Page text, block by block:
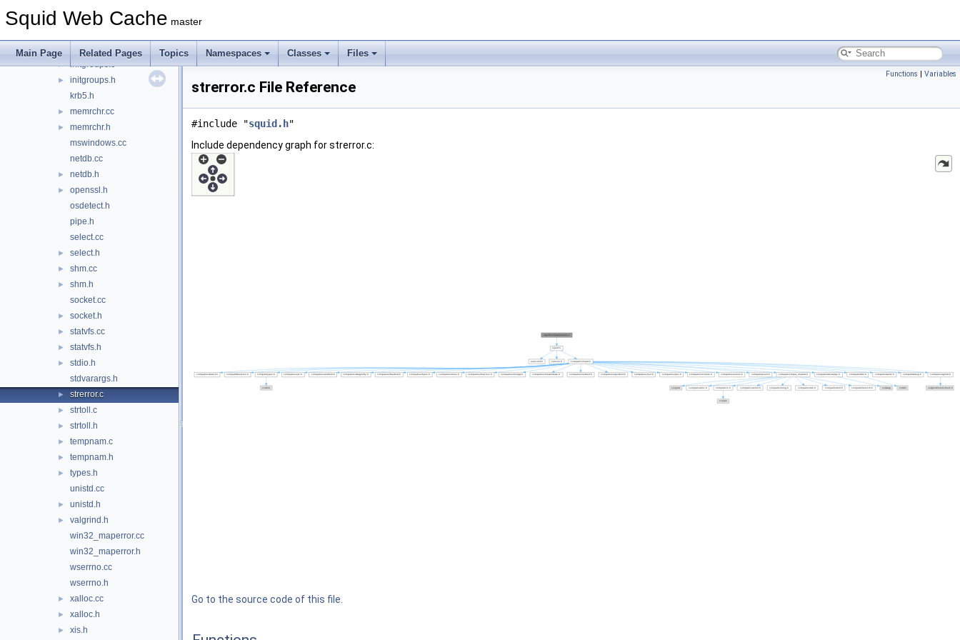
Squid Web Cache master
Main Page Related Pages Topics Namespaces Classes Files
eui64_aton.c
fdsetsize.h
► initgroups.c
►
initgroups.h
krb5.h
► memrchr.cc
►
memrchr.h
mswindows.cc
netdb.cc
► netdb.h
►
openssl.h
osdetect.h
pipe.h
select.cc
► select.h
► shm.cc
►
shm.h
socket.cc
► socket.h
► statvfs.cc
► statvfs.h
►
stdio.h
stdvarargs.h
► strerror.c
► strtoll.c
► strtoll.h
► tempnam.c
► tempnam.h
►
types.h
unistd.cc
► unistd.h
►
valgrind.h
win32_maperror.cc
win32_maperror.h
wserrno.cc
wserrno.h
► xalloc.cc
► xalloc.h
► xis.h
Functions | Variables
strerror.c File Reference
#include "squid.h"
Include dependency graph for strerror.c:
Go to the source code of this file.